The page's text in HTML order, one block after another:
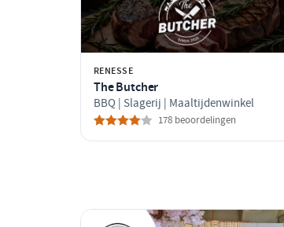
RENESSE
The Butcher
BBQ | Slagerij | Maaltijdenwinkel
178 beoordelingen